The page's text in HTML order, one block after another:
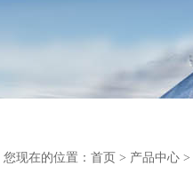
您现在的位置： 首页 > 产品中心 >